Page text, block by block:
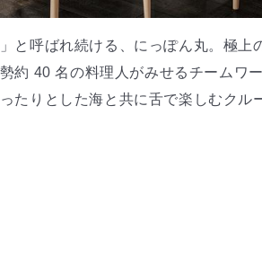
」と呼ばれ続ける、にっぽん丸。極
約 40 名の料理人がみせるチームワ
たりとした海と共に舌で楽しむクル